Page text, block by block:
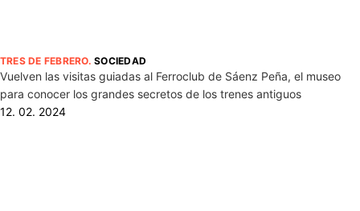
TRES DE FEBRERO.SOCIEDAD
Vuelven las visitas guiadas al Ferroclub de Sáenz Peña, el museo
para conocer los grandes secretos de los trenes antiguos
12. 02. 2024